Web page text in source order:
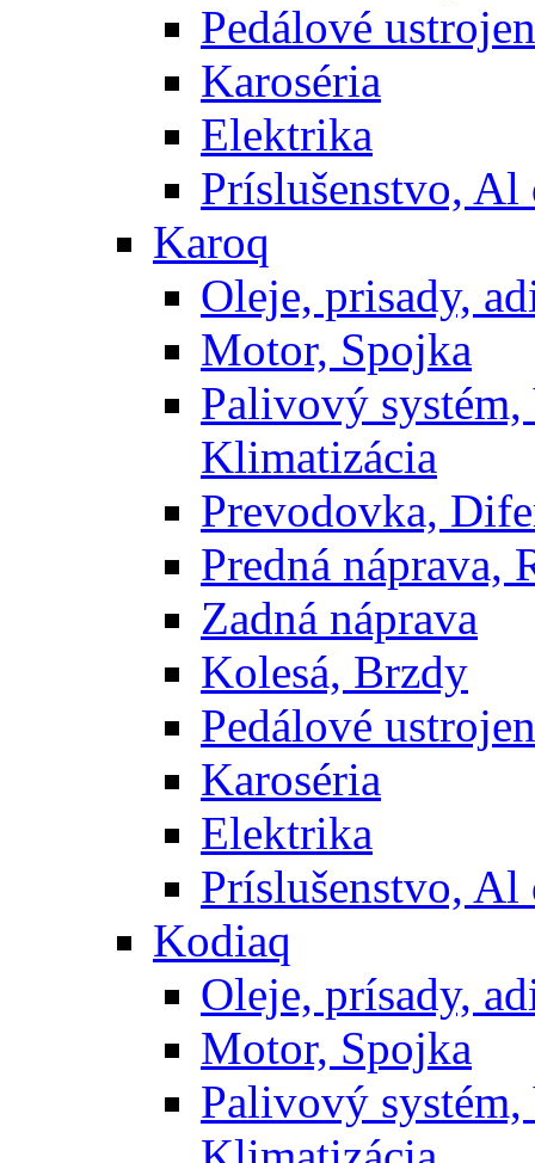
Pedálové
Karoséria
Elektrika
Príslušenstvo, Al
Karoq
Oleje, prisady,
Motor, Spojka
Palivový
Klimatizácia
Prevodovka,
Predná náprava,
Zadná náprava
Kolesá, Brzdy
Pedálové
Karoséria
Elektrika
Príslušenstvo, Al
Kodiaq
Oleje, prísady,
Motor, Spojka
Palivový